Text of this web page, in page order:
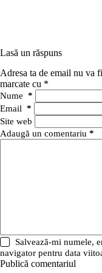
Lasă un răspuns
Adresa ta de email nu va
marcate cu *
Nume *
Email *
Site web
Adaugă un comentariu *
Salvează-mi numele,
navigator pentru data
Publică comentariul